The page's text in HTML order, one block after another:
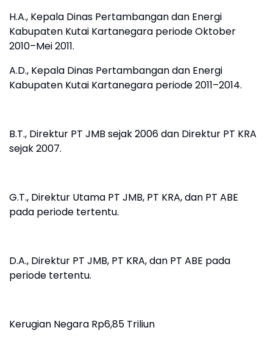
H.A., Kepala Dinas Pertambangan dan Energi
Kabupaten Kutai Kartanegara periode Oktober
2010–Mei 2011.
A.D., Kepala Dinas Pertambangan dan Energi
Kabupaten Kutai Kartanegara periode 2011–2014.
B.T., Direktur PT JMB sejak 2006 dan Direktur PT KRA
sejak 2007.
G.T., Direktur Utama PT JMB, PT KRA, dan PT ABE
pada periode tertentu.
D.A., Direktur PT JMB, PT KRA, dan PT ABE pada
periode tertentu.
Kerugian Negara Rp6,85 Triliun